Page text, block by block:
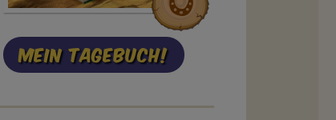
Mein Tagebuch!